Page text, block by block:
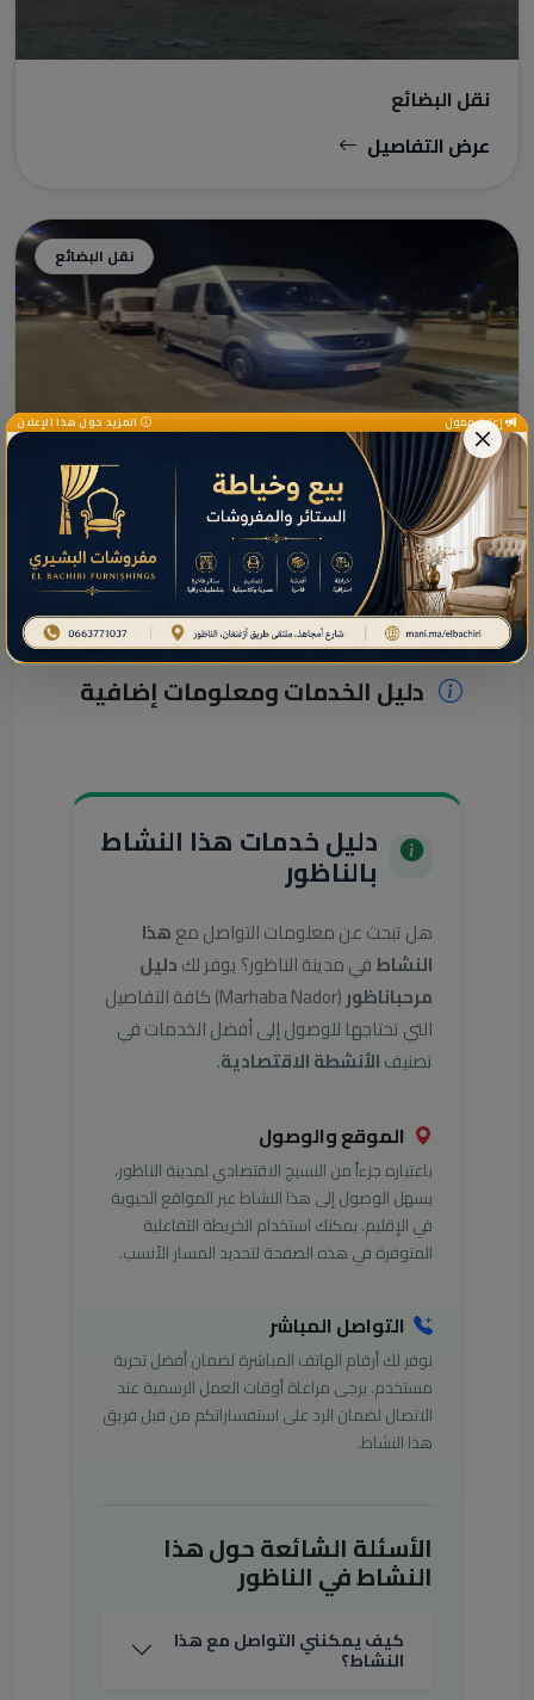
نقل البضائع
عرض التفاصيل
نقل البضائع
نقل البضائع
عرض التفاصيل
دليل الخدمات ومعلومات إضافية
دليل خدمات هذا النشاط
بالناظور
هل تبحث عن معلومات التواصل معهذا
النشاطفي مدينة الناظور؟ يوفر لكدليل
مرحباناظور
(Marhaba Nador) كافة التفاصيل
التي تحتاجها للوصول إلى أفضل الخدمات في
تصنيفالأنشطة الاقتصادية.
الموقع والوصول
باعتباره جزءاً من النسيج الاقتصادي لمدينة الناظور،
يسهل الوصول إلى هذا النشاط عبر المواقع الحيوية
في الإقليم. يمكنك استخدام الخريطة التفاعلية
المتوفرة في هذه الصفحة لتحديد المسار الأنسب.
التواصل المباشر
نوفر لك أرقام الهاتف المباشرة لضمان أفضل تجربة
مستخدم. يرجى مراعاة أوقات العمل الرسمية عند
الاتصال لضمان الرد على استفساراتكم من قبل فريق
هذا النشاط.
الأسئلة الشائعة حول هذا
النشاط في الناظور
كيف يمكنني التواصل مع هذا
النشاط؟
إعلان ممول المزيد حول هذا الإعلان